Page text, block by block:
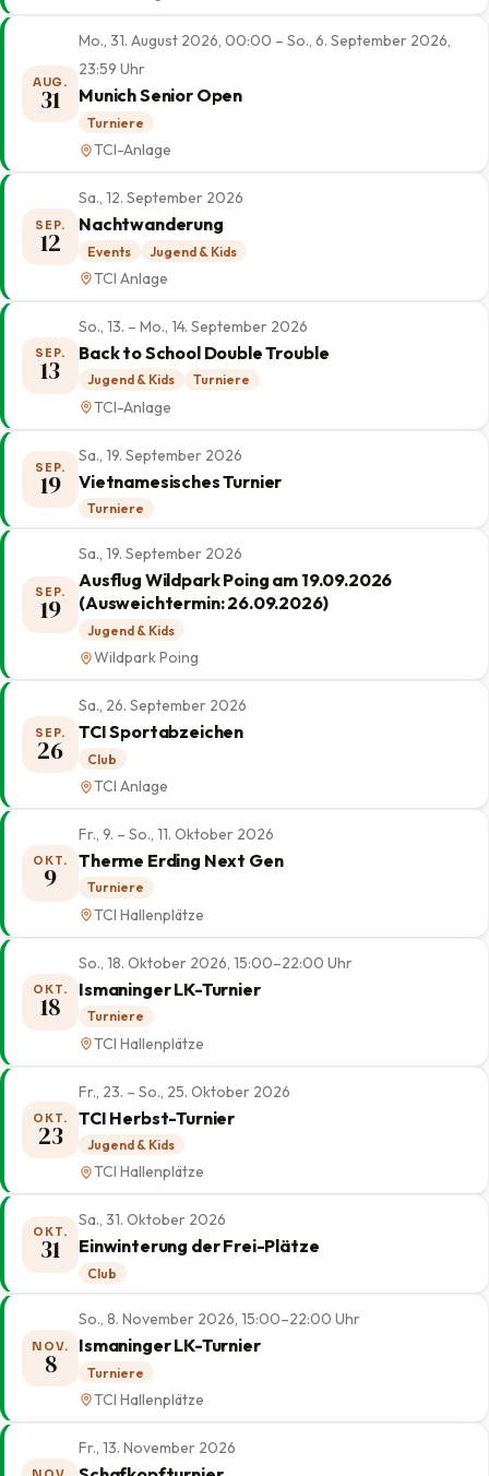
AUG.
31
Mo., 31. August 2026, 00:00 – So., 6. September 2026,
23:59 Uhr
Munich Senior Open
Turniere
TCI-Anlage
SEP.
12
Sa., 12. September 2026
Nachtwanderung
Events Jugend & Kids
TCI Anlage
SEP.
13
So., 13. – Mo., 14. September 2026
Back to School Double Trouble
Jugend & Kids Turniere
TCI-Anlage
SEP.
19
Sa., 19. September 2026
Vietnamesisches Turnier
Turniere
SEP.
19
Sa., 19. September 2026
Ausflug Wildpark Poing am 19.09.2026
(Ausweichtermin: 26.09.2026)
Jugend & Kids
Wildpark Poing
SEP.
26
Sa., 26. September 2026
TCI Sportabzeichen
Club
TCI Anlage
OKT.
9
Fr., 9. – So., 11. Oktober 2026
Therme Erding Next Gen
Turniere
TCI Hallenplätze
OKT.
18
So., 18. Oktober 2026, 15:00–22:00 Uhr
Ismaninger LK-Turnier
Turniere
TCI Hallenplätze
OKT.
23
Fr., 23. – So., 25. Oktober 2026
TCI Herbst-Turnier
Jugend & Kids
TCI Hallenplätze
OKT.
31
Sa., 31. Oktober 2026
Einwinterung der Frei-Plätze
Club
NOV.
8
So., 8. November 2026, 15:00–22:00 Uhr
Ismaninger LK-Turnier
Turniere
TCI Hallenplätze
Fr., 13. November 2026